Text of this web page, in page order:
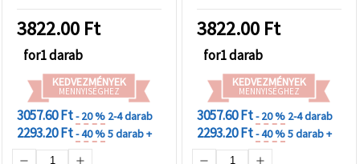
dekoráció – 1 db
3822.00 Ft
for1 darab
KEDVEZMÉNYEK
MENNYISÉGHEZ
3057.60 Ft- 20 % 2-4 darab
2293.20 Ft- 40 %5 darab +
3822.00 Ft
for1 darab
KEDVEZMÉNYEK
MENNYISÉGHEZ
3057.60 Ft- 20 % 2-4 darab
2293.20 Ft- 40 %5 darab +